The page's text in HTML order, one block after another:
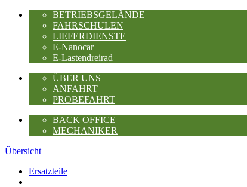
BETRIEBSGELÄNDE
FAHRSCHULEN
LIEFERDIENSTE
E-Nanocar
E-Lastendreirad
ÜBER UNS
ANFAHRT
PROBEFAHRT
BACK OFFICE
MECHANIKER
Übersicht
Ersatzteile